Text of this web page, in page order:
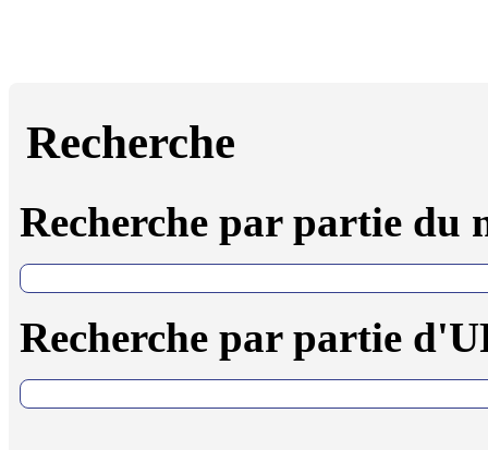
Recherche
Recherche par partie du
Recherche par partie